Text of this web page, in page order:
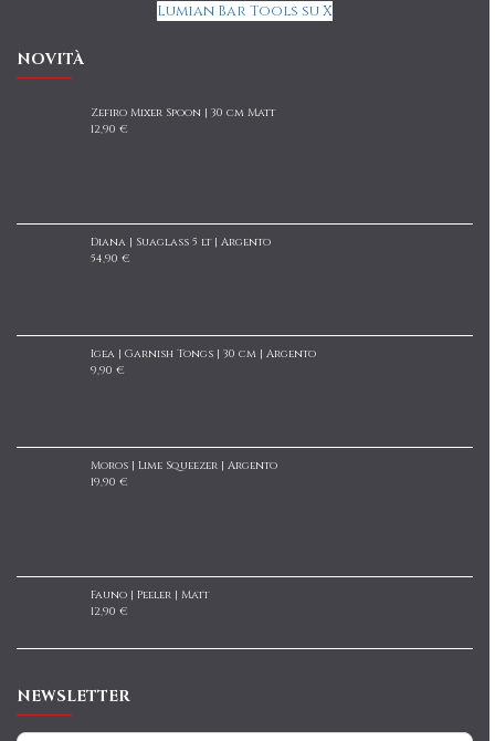
Lumian Bar Tools su X
NOVITÀ
Zefiro Mixer Spoon | 30 cm Matt
12,90 €
Diana | Suaglass 5 lt | Argento
54,90 €
Igea | Garnish Tongs | 30 cm | Argento
9,90 €
Moros | Lime Squeezer | Argento
19,90 €
Fauno | Peeler | Matt
12,90 €
NEWSLETTER